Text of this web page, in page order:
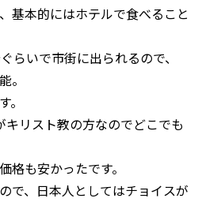
基本的にはホテルで食べること
らいで市街に出られるので、
。
リスト教の方なのでどこでも
格も安かったです。
で、日本人としてはチョイスが